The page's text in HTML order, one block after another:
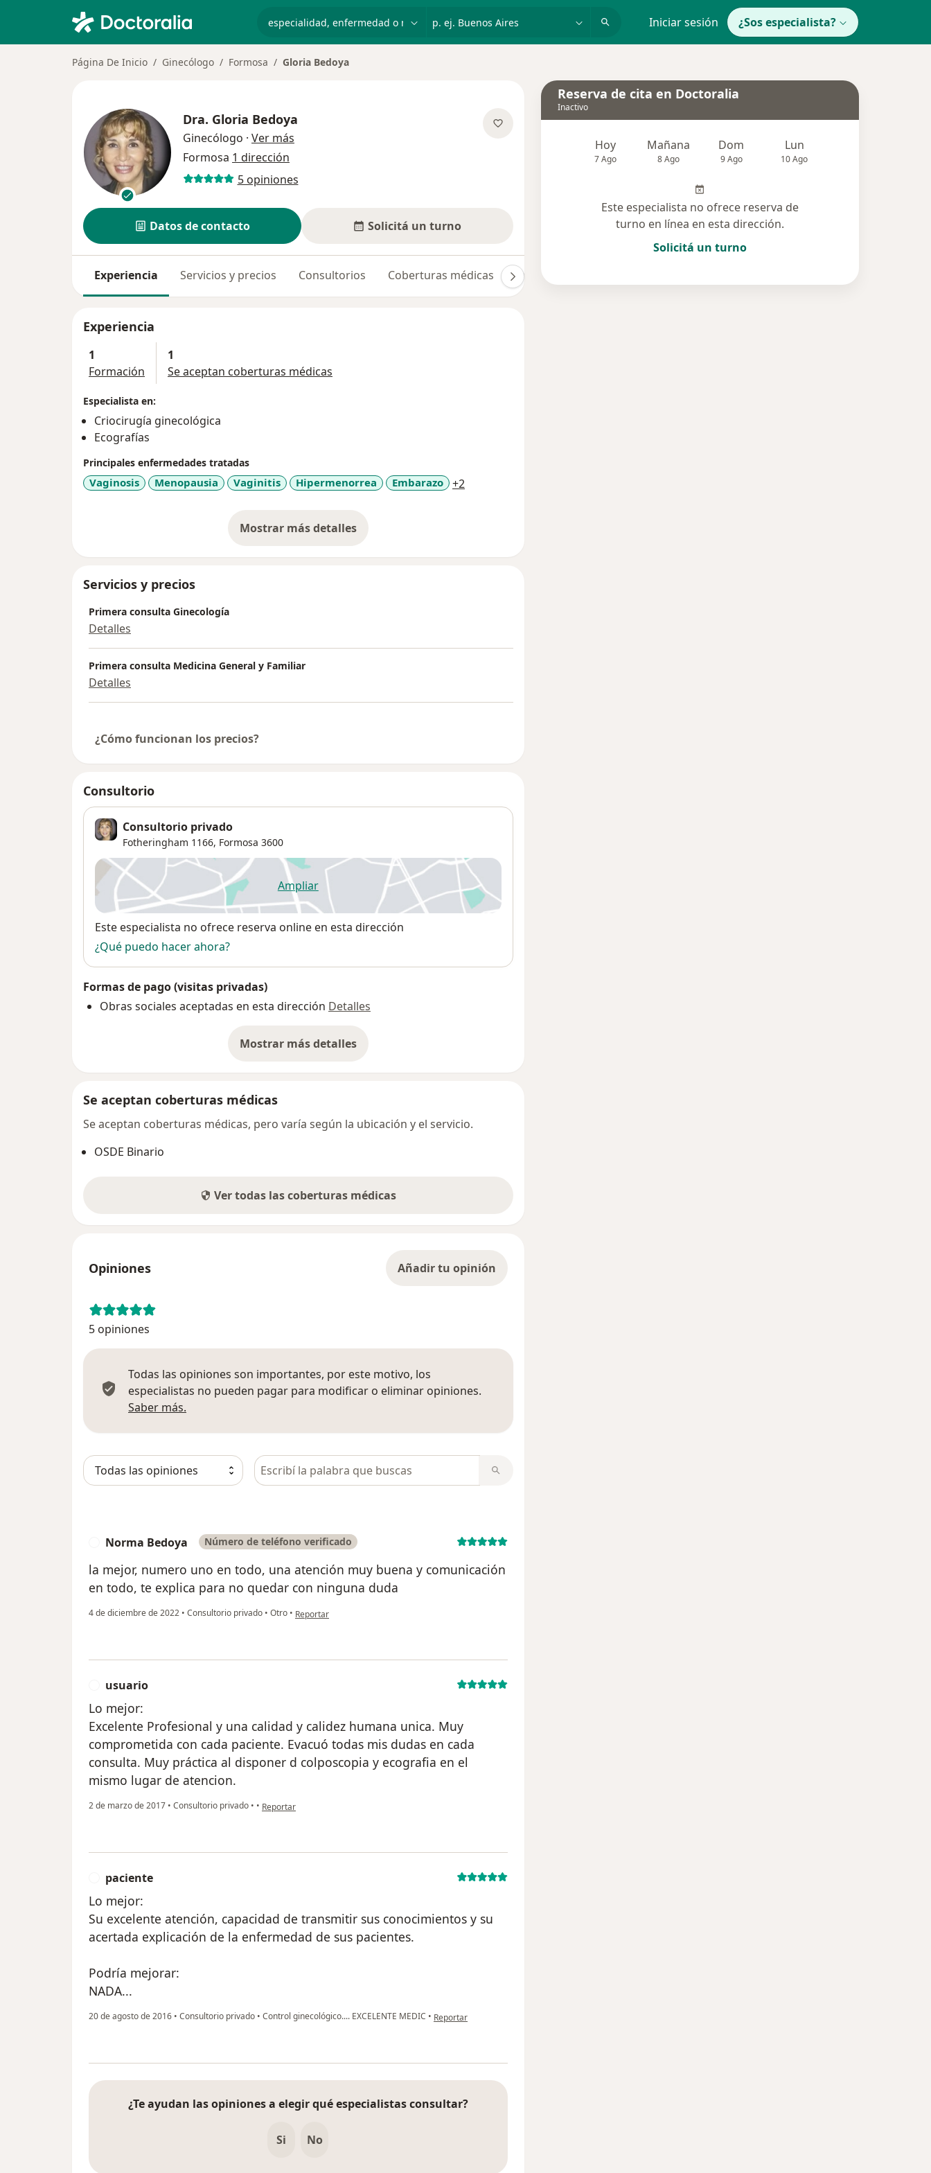
Iniciar sesión ¿Sos especialista?
Página De Inicio Ginecólogo Formosa Gloria Bedoya
Dra. Gloria Bedoya
Ginecólogo · Ver más
Formosa 1 dirección
5 opiniones
Datos de contacto Solicitá un turno
Experiencia Servicios y precios Consultorios Coberturas médicas Opiniones (5)
Experiencia
1
Formación
1
Se aceptan coberturas médicas
Especialista en:
Criocirugía ginecológica
Ecografías
Principales enfermedades tratadas
Vaginosis Menopausia Vaginitis Hipermenorrea Embarazo +2
Mostrar más detalles
sobre la experiencia
Servicios y precios
Primera consulta Ginecología
Detalles
Primera consulta Medicina General y Familiar
Detalles
¿Cómo funcionan los precios?
Consultorio
Consultorio privado
Fotheringham 1166, Formosa 3600
Ampliarse abre en una nueva pestaña
Disponibilidad
Este especialista no ofrece reserva online en esta dirección
¿Qué puedo hacer ahora?
Formas de pago (visitas privadas)
Obras sociales aceptadas en esta dirección Detalles
Mostrar más detalles
sobre la dirección
Se aceptan coberturas médicas
Se aceptan coberturas médicas, pero varía según la ubicación y el servicio.
OSDE Binario
Ver todas las coberturas médicas
Opiniones Añadir tu opinión
5 opiniones
Todas las opiniones son importantes, por este motivo, los
especialistas no pueden pagar para modificar o eliminar opiniones.
Saber más.
Busca en opiniones
Norma Bedoya Número de teléfono verificado
la mejor, numero uno en todo, una atención muy buena y comunicación
en todo, te explica para no quedar con ninguna duda
4 de diciembre de 2022 • Consultorio privado • Otro • en opinión del usuario Norma Bedoya
Reportar
usuario
Lo mejor:
Excelente Profesional y una calidad y calidez humana unica. Muy
comprometida con cada paciente. Evacuó todas mis dudas en cada
consulta. Muy práctica al disponer d colposcopia y ecografia en el
mismo lugar de atencion.
2 de marzo de 2017 • Consultorio privado • • en opinión del usuario usuario
Reportar
paciente
Lo mejor:
Su excelente atención, capacidad de transmitir sus conocimientos y su
acertada explicación de la enfermedad de sus pacientes.
Podría mejorar:
NADA...
20 de agosto de 2016 • Consultorio privado • Control ginecológico.... EXCELENTE MEDIC • en opinión del usuario paciente
Reportar
¿Te ayudan las opiniones a elegir qué especialistas consultar?
Si No
Reserva de cita en Doctoralia
Inactivo
Hoy
7 Ago
Mañana
8 Ago
Dom
9 Ago
Lun
10 Ago
Este especialista no ofrece reserva de
turno en línea en esta dirección.
Solicitá un turno